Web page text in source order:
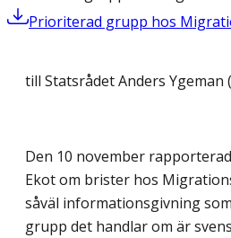
Prioriterad grupp hos
till Statsrådet Anders Ygeman
Den 10 november
Ekotom brister hos
såväl informationsgivning
grupp det handlar om är